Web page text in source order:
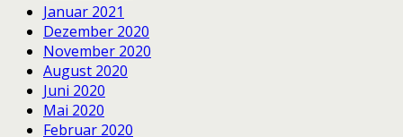
Januar 2021
Dezember 2020
November 2020
August 2020
Juni 2020
Mai 2020
Februar 2020